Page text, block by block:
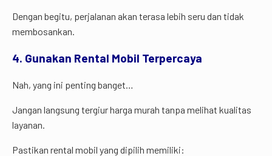
Dengan begitu, perjalanan akan terasa lebih seru dan tidak
membosankan.
4. Gunakan Rental Mobil Terpercaya
Nah, yang ini penting banget…
Jangan langsung tergiur harga murah tanpa melihat kualitas
layanan.
Pastikan rental mobil yang dipilih memiliki: